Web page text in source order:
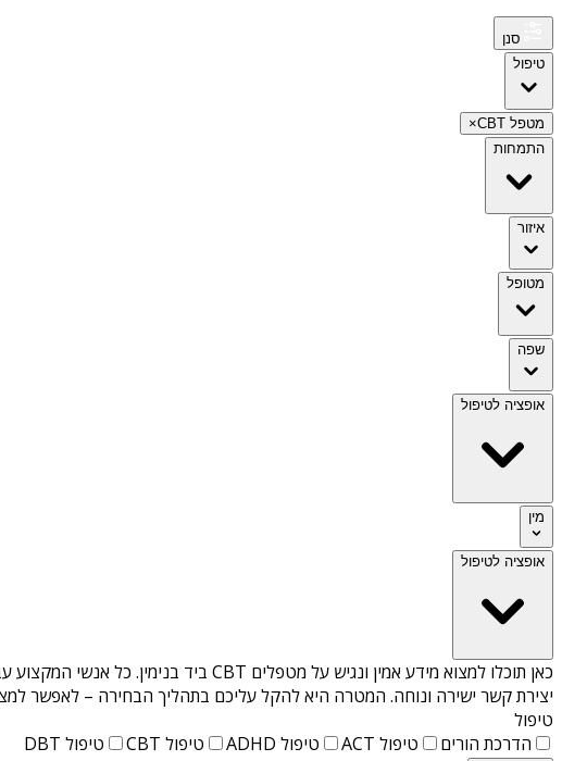
סנן
טיפול
מטפל CBT
×
התמחות
איזור
מטופל
שפה
אופציה לטיפול
מין
אופציה לטיפול
כאן תוכלו למצוא מידע אמין ונגיש על מטפלים CBT ביד בנימין
. כל אנשי המקצוע
יצירת קשר ישירה ונוחה. המטרה היא להקל עליכם בתהליך הבחירה – לאפשר
טיפול
הדרכת הורים
טיפול ACT טיפול ADHD טיפול CBT טיפול DBT